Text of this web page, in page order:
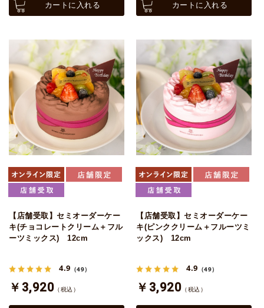
カートに入れる カートに入れる
【店舗受取】セミオーダーケー
キ(チョコレートクリーム＋フル
ーツミックス) 12cm
4.9 （49）
￥3,920 （税込）
【店舗受取】セミオーダーケー
キ(ピンククリーム＋フルーツミ
ックス) 12cm
4.9 （49）
￥3,920 （税込）